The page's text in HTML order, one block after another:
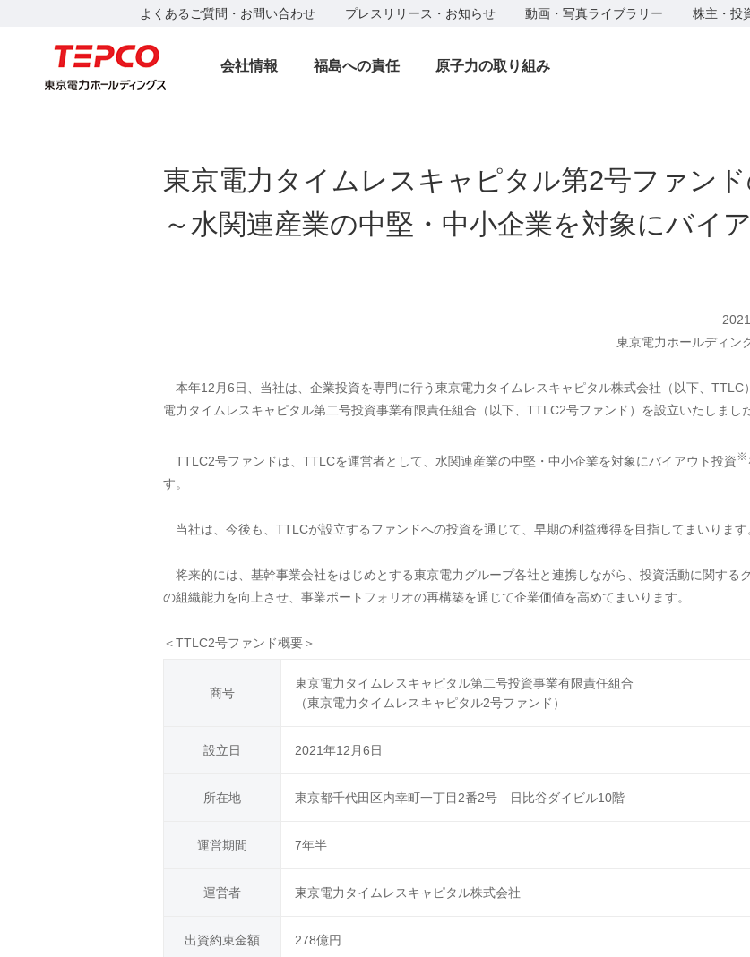
よくあるご質問・お問い合わせ プレスリリース・お知らせ 動画・写真ライブラリー 株主・投
会社情報 福島への責任 原子力の取り組み
東京電力タイムレスキャピタル第2号ファン
～水関連産業の中堅・中小企業を対象にバイ
東京電力ホールディン
本年12月6日、当社は、企業投資を専門に行う東京電力タイムレスキャピタル株式会社（以下、TTLC
電力タイムレスキャピタル第二号投資事業有限責任組合（以下、TTLC2号ファンド）を設立いたしました
TTLC2号ファンドは、TTLCを運営者として、水関連産業の中堅・中小企業を対象にバイアウト投資※
す。
当社は、今後も、TTLCが設立するファンドへの投資を通じて、早期の利益獲得を目指してまいります
将来的には、基幹事業会社をはじめとする東京電力グループ各社と連携しながら、投資活動に関する
の組織能力を向上させ、事業ポートフォリオの再構築を通じて企業価値を高めてまいります。
＜TTLC2号ファンド概要＞
商号
東京電力タイムレスキャピタル第二号投資事業有限責任組合
（東京電力タイムレスキャピタル2号ファンド）
設立日 2021年12月6日
所在地 東京都千代田区内幸町一丁目2番2号 日比谷ダイビル10階
運営期間 7年半
運営者 東京電力タイムレスキャピタル株式会社
出資約束金額 278億円